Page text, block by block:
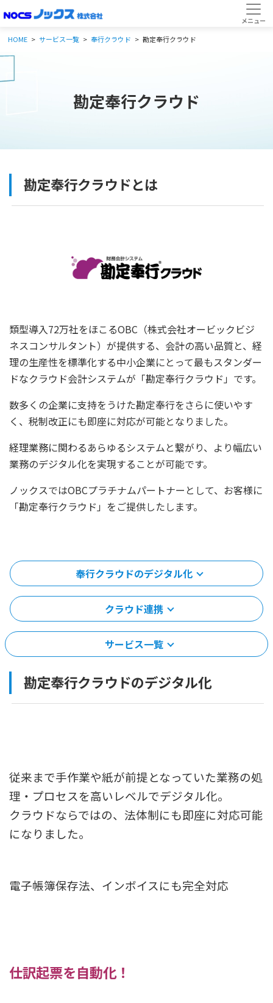
HOME サービス一覧 奉行クラウド 勘定奉行クラウド
勘定奉行クラウド
勘定奉行クラウドとは
類型導入72万社をほこるOBC（株式会社オービックビジ
ネスコンサルタント）が提供する、会計の高い品質と、経
理の生産性を標準化する中小企業にとって最もスタンダー
ドなクラウド会計システムが「勘定奉行クラウド」です。
数多くの企業に支持をうけた勘定奉行をさらに使いやす
く、税制改正にも即座に対応が可能となりました。
経理業務に関わるあらゆるシステムと繋がり、より幅広い
業務のデジタル化を実現することが可能です。
ノックスではOBCプラチナムパートナーとして、お客様に
「勘定奉行クラウド」をご提供したします。
奉行クラウドのデジタル化
クラウド連携
サービス一覧
勘定奉行クラウドのデジタル化
従来まで手作業や紙が前提となっていた業務の処
理・プロセスを高いレベルでデジタル化。
クラウドならではの、法体制にも即座に対応可能
になりました。
電子帳簿保存法、インボイスにも完全対応
仕訳起票を自動化！